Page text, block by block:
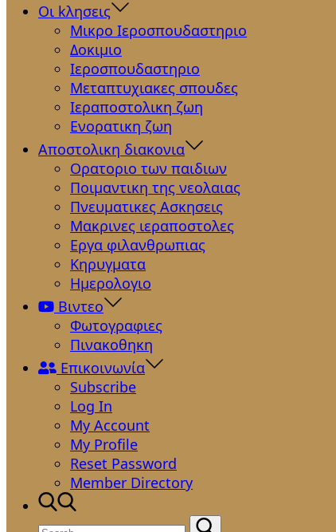
Οι kλησεις
Μικρο Ιεροσπουδαστηριο
Δοκιμιο
Ιεροσπουδαστηριο
Μεταπτυχιακες σπουδες
Ιεραποστολικη ζωη
Ενορατικη ζωη
Αποστολικη διακονια
Ορατοριο των παιδιων
Ποιμαντικη της νεολαιας
Πνευματικες Ασκησεις
Μακρινες ιεραποστολες
Εργα φιλανθρωπιας
Κηρυγματα
Ημερολογιο
Βιντεο
Φωτογραφιες
Πινακοθηκη
Επικοινωνία
Subscribe
Log In
My Account
My Profile
Reset Password
Member Directory
Search